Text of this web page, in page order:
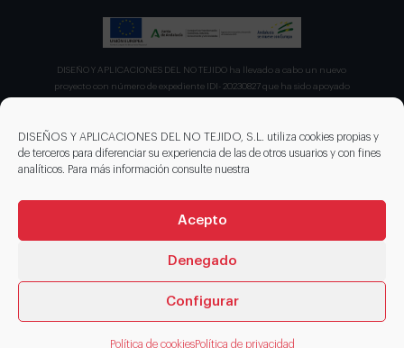
DISEÑOS Y APLICACIONES DEL NO TEJIDO, S.L. utiliza cookies propias y
de terceros para diferenciar su experiencia de las de otros usuarios y con fines
analíticos. Para más información consulte nuestra
Acepto
Denegado
Configurar
Política de cookiesPolítica de privacidad
DISEÑO Y APLICACIONES DEL NO TEJIDO ha llevado a cabo un nuevo
proyecto con número de expediente IDI- 20230827 que ha sido apoyado
nuevas tecnologías de manipulación e impresión de materiales
sostenibles para favorecer el ecodiseño en el ámbito del packaging"
recibiendo en concepto de ayuda parcialmente reembolsable un 75%
© 2026 DISENOS NT